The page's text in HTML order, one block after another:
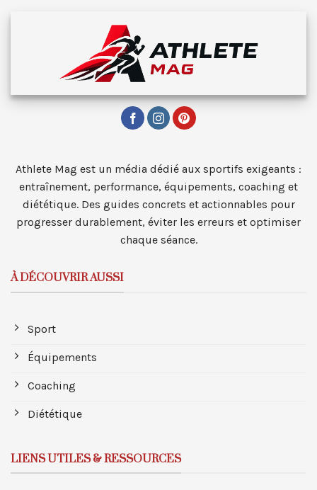
Athlete Mag est un média dédié aux sportifs exigeants :
entraînement, performance, équipements, coaching et
diététique. Des guides concrets et actionnables pour
progresser durablement, éviter les erreurs et optimiser
chaque séance.
À DÉCOUVRIR AUSSI
Sport
Équipements
Coaching
Diététique
LIENS UTILES & RESSOURCES